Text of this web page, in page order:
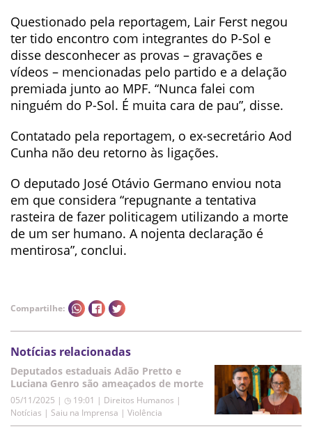
Questionado pela reportagem, Lair Ferst negou
ter tido encontro com integrantes do P-Sol e
disse desconhecer as provas – gravações e
vídeos – mencionadas pelo partido e a delação
premiada junto ao MPF. “Nunca falei com
ninguém do P-Sol. É muita cara de pau”, disse.
Contatado pela reportagem, o ex-secretário Aod
Cunha não deu retorno às ligações.
O deputado José Otávio Germano enviou nota
em que considera “repugnante a tentativa
rasteira de fazer politicagem utilizando a morte
de um ser humano. A nojenta declaração é
mentirosa”, conclui.
Compartilhe:
Notícias relacionadas
Deputados estaduais Adão Pretto e
Luciana Genro são ameaçados de morte
05/11/2025 | ◷ 19:01 | Direitos Humanos |
Notícias | Saiu na Imprensa | Violência